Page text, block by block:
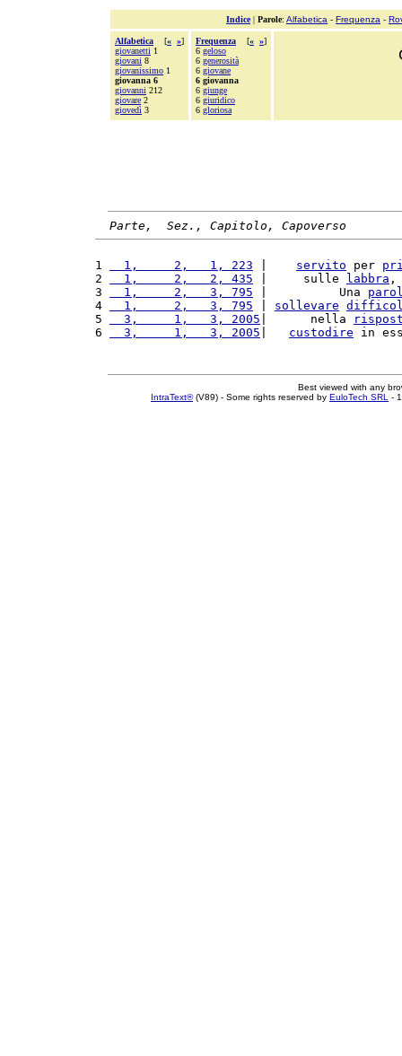
Indice| Parole: Alfabetica - Frequenza -
Alfabetica [« »]
giovanetti 1
giovani 8
giovanissimo 1
giovanna 6
giovanni 212
giovare 2
giovedì 3
Frequenza [« »]
6 geloso
6 generosità
6 giovane
6 giovanna
6 giunge
6 giuridico
6 gloriosa
Parte,  Sez., Capitolo, Capoverso
1
  1,     2,   1, 223
servito per
2
  1,     2,   2, 435
|     sulle labbra ,
3
  1,     2,   3, 795
|          Una
4
  1,     2,   3, 795
sollevare
5
  3,     1,   3, 2005
|      nella
6
  3,     1,   3, 2005
custodire in
Best viewed with any
IntraText®(V89) - Some rights reserved by EuloTech SRL -